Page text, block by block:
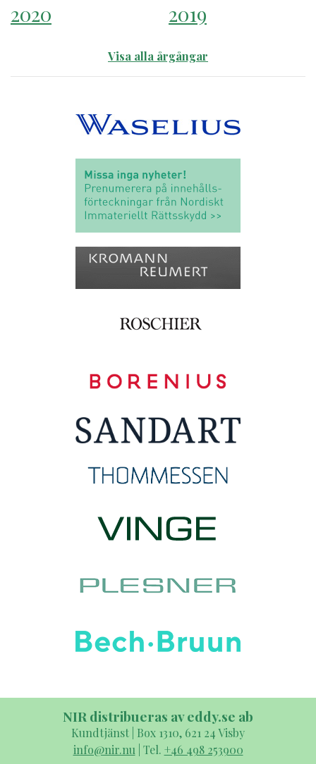
2020
2019
Visa alla årgångar
NIR distribueras av eddy.se ab
Kundtjänst | Box 1310, 621 24 Visby
info@nir.nu | Tel. +46 498 253900